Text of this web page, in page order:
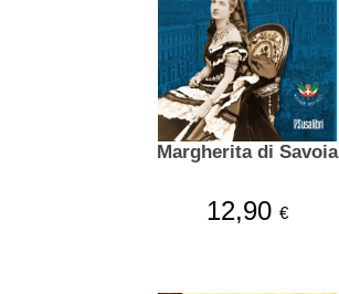
Margherita di Savoia
12,90 €